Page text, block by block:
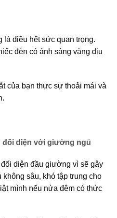
là điều hết sức quan trọng.
đèn có ánh sáng vàng dịu
của bạn thực sự thoải mái và
đối diện với giường ngủ
diện đầu giường vì sẽ gây
không sâu, khó tập trung cho
mình nếu nửa đêm có thức